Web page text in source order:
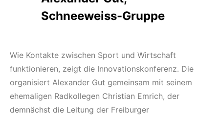
Schneeweiss-Gruppe
Wie Kontakte zwischen Sport und Wirtschaft
funktionieren, zeigt die Innovationskonferenz. Die
organisiert Alexander Gut gemeinsam mit seinem
ehemaligen Radkollegen Christian Emrich, der
demnächst die Leitung der Freiburger